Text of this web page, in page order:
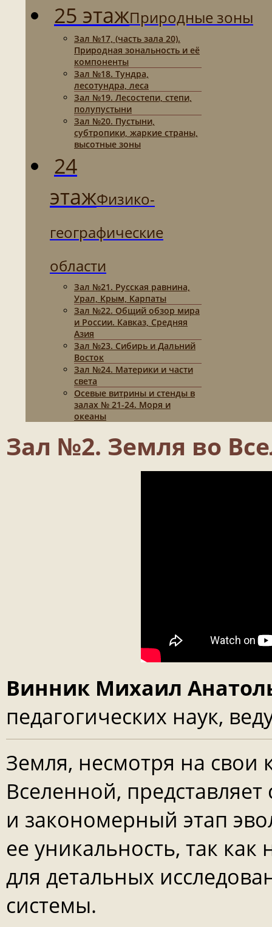
25 этажПриродные зоны
Зал №17, (часть зала 20).
Природная зональность и её
компоненты
Зал №18. Тундра,
лесотундра, леса
Зал №19. Лесостепи, степи,
полупустыни
Зал №20. Пустыни,
субтропики, жаркие страны,
высотные зоны
24
этажФизико-
географические
области
Зал №21. Русская равнина,
Урал, Крым, Карпаты
Зал №22. Общий обзор мира
и России. Кавказ, Средняя
Азия
Зал №23. Сибирь и Дальний
Восток
Зал №24. Материки и части
света
Осевые витрины и стенды в
залах № 21-24. Моря и
океаны
Зал №2. Земля во
Винник Михаил
педагогических наук,
Земля, несмотря на
Вселенной,
и закономерный этап
ее уникальность, так
для детальных
системы.